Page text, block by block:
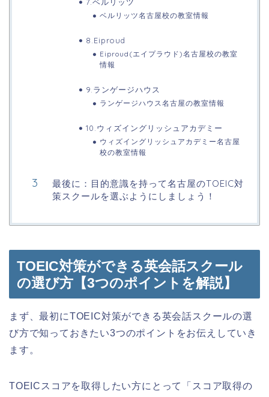
7.ベルリッツ
ベルリッツ名古屋校の教室情報
8.Eiproud
Eiproud(エイプラウド)名古屋校の教室
情報
9.ランゲージハウス
ランゲージハウス名古屋の教室情報
10.ウィズイングリッシュアカデミー
ウィズイングリッシュアカデミー名古屋
校の教室情報
最後に：目的意識を持って名古屋のTOEIC対
策スクールを選ぶようにしましょう！
TOEIC対策ができる英会話スクール
の選び方【3つのポイントを解説】
まず、最初にTOEIC対策ができる英会話スクールの選
び方で知っておきたい3つのポイントをお伝えしていき
ます。
TOEICスコアを取得したい方にとって「スコア取得の